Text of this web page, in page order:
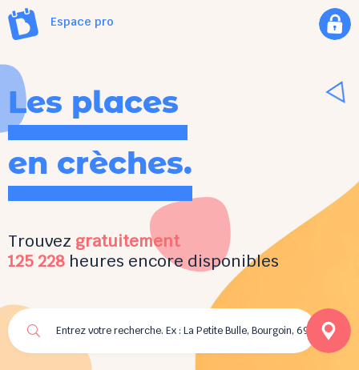
Espace pro
Les places
en crèches.
Trouvez gratuitement
125 228 heures encore disponibles